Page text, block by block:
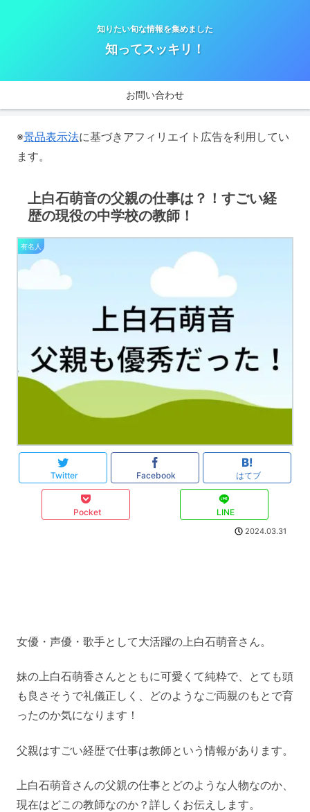
知りたい旬な情報を集めました
知ってスッキリ！
お問い合わせ
※景品表示法に基づきアフィリエイト広告を利用してい
ます。
上白石萌音の父親の仕事は？！すごい経
歴の現役の中学校の教師！
有名人
Twitter Facebook はてブ
Pocket LINE
2024.03.31
女優・声優・歌手として大活躍の上白石萌音さん。
妹の上白石萌香さんとともに可愛くて純粋で、とても頭
も良さそうで礼儀正しく、どのようなご両親のもとで育
ったのか気になります！
父親はすごい経歴で仕事は教師という情報があります。
上白石萌音さんの父親の仕事とどのような人物なのか、
現在はどこの教師なのか？詳しくお伝えします。